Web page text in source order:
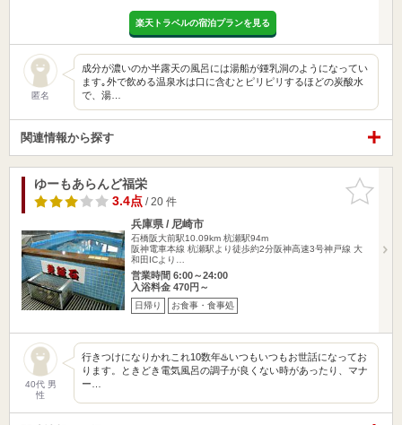
楽天トラベルの宿泊プランを見る
匿名
成分が濃いのか半露天の風呂には湯船が鍾乳洞のようになってい
ます｡外で飲める温泉水は口に含むとピリピリするほどの炭酸水
で、湯…
関連情報から探す
お気に入
りに追加
ゆーもあらんど福栄
3.4点/ 20 件
兵庫県 / 尼崎市
石橋阪大前駅10.09km 杭瀬駅94m
阪神電車本線 杭瀬駅より徒歩約2分阪神高速3号神戸線 大
和田ICより…
営業時間 6:00～24:00
入浴料金 470円～
日帰り お食事・食事処
40代 男
性
行きつけになりかれこれ10数年♨️いつもいつもお世話になってお
ります。ときどき電気風呂の調子が良くない時があったり、マナ
ー…